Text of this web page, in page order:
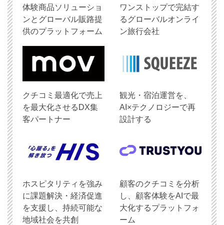
体験商品ソリューショ
ンとグローバル販路提
供のプラットフォーム
ワンストップで完結す
るグローバルオンライ
ン旅行会社
クチコミ最適化で売上
を最大化させるDX集
客パートナー
観光・宿泊運営を、
AI×テクノロジーで再
設計する
ホスピタリティを強み
に課題解決・経済促進
を支援し、持続可能な
地域社会を共創
顧客のクチコミを分析
し、顧客体験をAIで最
大化するプラットフォ
ーム